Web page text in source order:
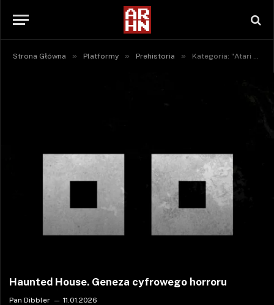
Strona Główna » Platformy » Prehistoria » Kategoria: "Atari 2600 / 7800"
Haunted House. Geneza cyfrowego horroru
Pan Dibbler 11.01.2026